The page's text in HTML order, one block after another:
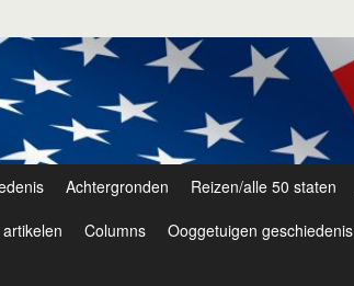
Achtergronden Reizen/alle 50 staten
Columns Ooggetuigen geschiedenis